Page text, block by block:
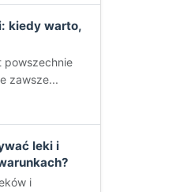
kiedy warto,
powszechnie
zawsze...
leki i
i